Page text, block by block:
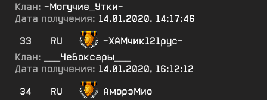
Клан: -Могучие_Утки-
Дата получения: 14.01.2020, 14:17:46
33
RU
-ХАМчик121рус-
Клан:
___Чебоксары___
Дата получения: 14.01.2020, 16:12:12
34
RU
АморэМио